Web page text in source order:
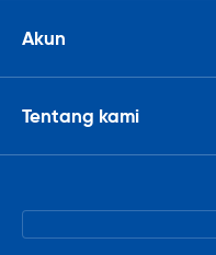
Akun
Tentang kami